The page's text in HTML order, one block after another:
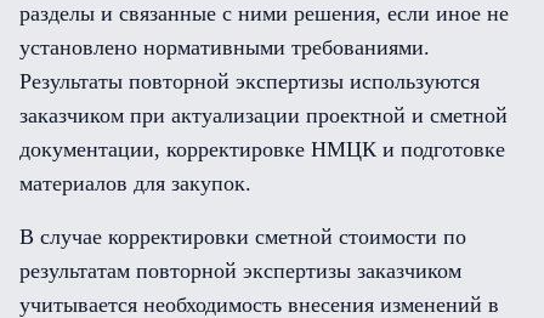
разделы и связанные с ними решения, если иное не
установлено нормативными требованиями.
Результаты повторной экспертизы используются
заказчиком при актуализации проектной и сметной
документации, корректировке НМЦК и подготовке
материалов для закупок.
В случае корректировки сметной стоимости по
результатам повторной экспертизы заказчиком
учитывается необходимость внесения изменений в